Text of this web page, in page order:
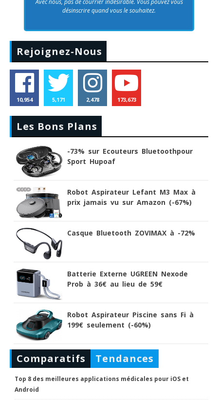
Avec nous, pas de courrier indésirable. Vous pouvez vous
désinscrire quand vous le souhaitez.
Rejoignez-Nous
10,954 5,171 2,478 173,673
Les Bons Plans
-73% sur Ecouteurs Bluetoothpour
Sport Hupoaf
Robot Aspirateur Lefant M3 Max à
prix jamais vu sur Amazon (-67%)
Casque Bluetooth ZOVIMAX à -72%
Batterie Externe UGREEN Nexode
Prob à 36€ au lieu de 59€
Robot Aspirateur Piscine sans Fi à
199€ seulement (-60%)
Comparatifs Tendances
Top 8 des meilleures applications médicales pour iOS et
Android